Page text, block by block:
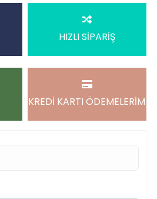
HIZLI SİPARİŞ
KREDİ KARTI ÖDEMELERİM